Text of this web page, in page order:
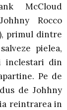
McCloud
Rocco
primul dintre
pielea,
inclestari din
Pe de
de Johhny
reintrarea in